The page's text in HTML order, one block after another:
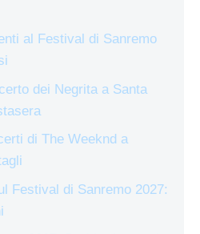
al Festival di Sanremo
dei Negrita a Santa
di The Weeknd a
Festival di Sanremo 2027: